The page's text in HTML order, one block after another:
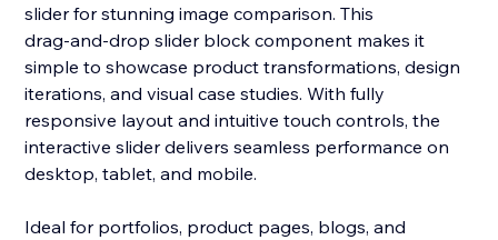
slider for stunning image comparison. This
drag‑and‑drop slider block component makes it
simple to showcase product transformations, design
iterations, and visual case studies. With fully
responsive layout and intuitive touch controls, the
interactive slider delivers seamless performance on
desktop, tablet, and mobile.
Ideal for portfolios, product pages, blogs, and